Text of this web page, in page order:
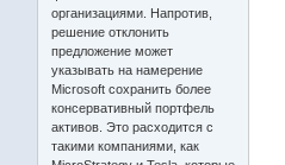
организациями. Напротив,
решение отклонить
предложение может
указывать на намерение
Microsoft сохранить более
консервативный портфель
активов. Это расходится с
такими компаниями, как